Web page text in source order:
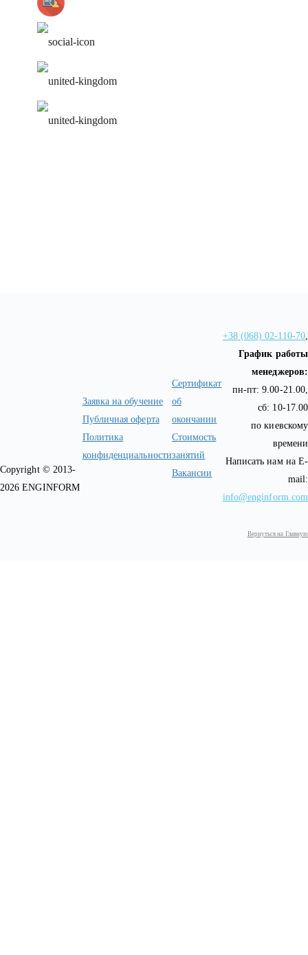
Copyright © 2013-
2026 ENGINFORM
Заявка на обучение
Публичная оферта
Политика
конфиденциальности
Сертификат
об
окончании
Стоимость
занятий
Вакансии
+38 (068) 02-110-70,
График работы
менеджеров:
пн-пт: 9.00-21.00,
сб: 10-17.00
по киевскому
времени
Написать нам на E-
mail:
info@enginform.com
Вернуться на Главную